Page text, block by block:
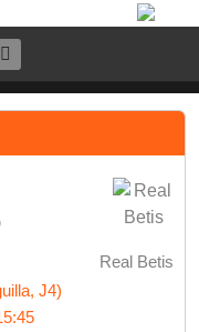
Real Betis
J4)